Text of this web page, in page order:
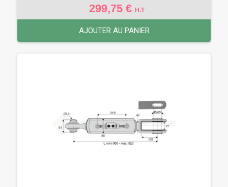
299,75 € H.T
AJOUTER AU PANIER